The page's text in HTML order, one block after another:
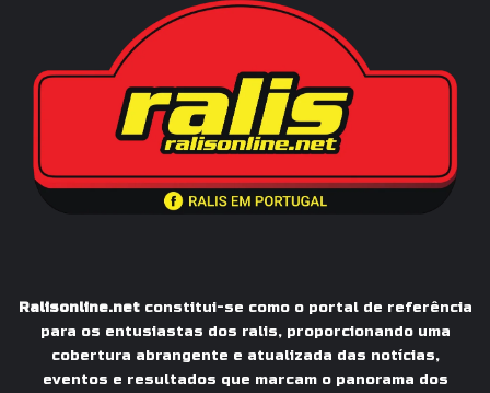
Ralisonline.netconstitui-se como o portal de referência
para os entusiastas dos ralis, proporcionando uma
cobertura abrangente e atualizada das notícias,
eventos e resultados que marcam o panorama dos